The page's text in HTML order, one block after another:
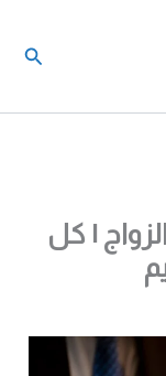
| كل